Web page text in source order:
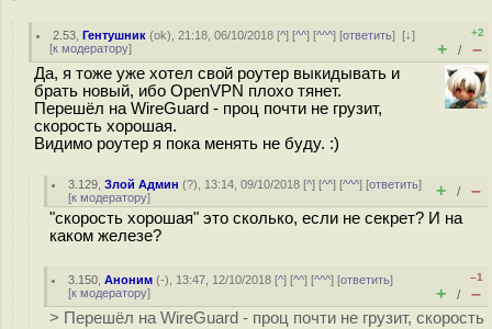
2.53 ,Гентушник (ok), 21:18, 06/10/2018 [^] [^^] [^^^] [ответить][↓]
[к модератору]
+2
+ / –
Да, я тоже уже хотел свой роутер выкидывать и
брать новый, ибо OpenVPN плохо тянет.
Перешёл на WireGuard - проц почти не грузит,
скорость хорошая.
Видимо роутер я пока менять не буду. :)
3.129 ,Злой Админ (?), 13:14, 09/10/2018 [^] [^^] [^^^] [ответить]
[к модератору] + / –
"скорость хорошая" это сколько, если не секрет? И на
каком железе?
3.150 ,Аноним (-), 13:47, 12/10/2018 [^] [^^] [^^^] [ответить]
[к модератору]
–1
+ / –
> Перешёл на WireGuard - проц почти не грузит, скорость